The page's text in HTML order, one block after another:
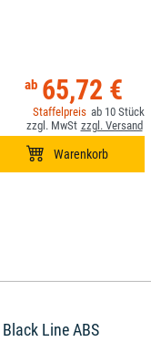
65,72 €
10
Line ABS